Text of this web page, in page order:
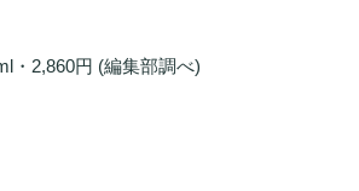
・2,860円 (編集部調べ)